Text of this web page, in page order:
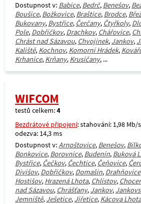
Dostupnost v: Babice, Bedrč, Benešov,
Boušice, Božkovice, Braštice, Brodce,
Bukovany, Bystřice, Čerčany, Čtyřkoly,
Pole, Dobříčkov, Drachkov, Chářovice,
Chrást nad Sázavou, Chvojínek, Jankov,
Kaliště, Kochnov, Komorní Hrádek,
Krhanice, Krňany, Krusičany, ...
WIFCOM
testů celkem:4
Bezdrátové připojení: stahování: 1,98 Mb/
odezva: 14,3 ms
Dostupnost v:Arnoštovice, Benešov,
Bonkovice, Borovnice, Budenín, Buková
Bystřice, Čečkov, Čechtice, Čeňovice,
Divišov, Dobříčkov, Domašín, Drahňovice
Hostišov, Hrazená Lhota, Chlístov,
nad Sázavou, Chrášťany, Jankov,
Jemniště, Ješetice, Jiřetice, Kácova Lhota